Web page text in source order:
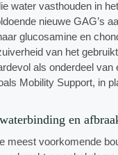
water vasthouden in
nieuwe GAG’s
glucosamine en
van het
als onderdeel van
Mobility Support, in
en
meest voorkomende